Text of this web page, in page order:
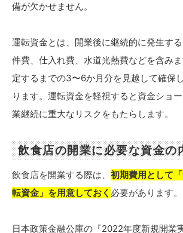
備が欠かせません。
運転資金とは、開業後に継続的に発生す
件費、仕入れ費、水道光熱費などを含み
定するまでの3〜6か月分を見越して確保
ります。運転資金を軽視すると資金ショ
業継続に重大なリスクをもたらします。
飲食店の開業に必要な資金の
飲食店を開業する際は、 初期費用として
転資金」を用意しておく 必要があります。
日本政策金融公庫の『2022年度新規開業